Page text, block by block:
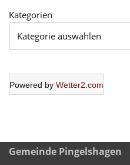
Kategorien
Powered by Wetter2.com
Gemeinde Pingelshagen